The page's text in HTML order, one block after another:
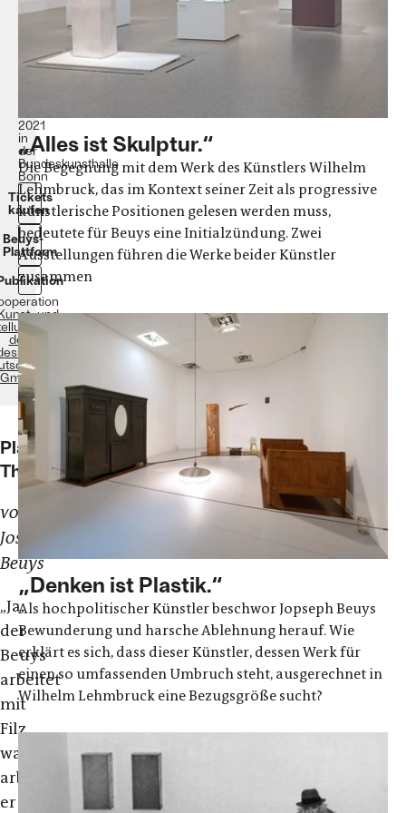
Wilhelm
Lehmbruck
25.
2021
in
der
Bundeskunsthalle
Bonn
Tickets
kaufen
Beuys-
Plattform
und
der
GmbH
Plastische
Theorie
von
Joseph
Beuys
„Ja,
der
Beuys
arbeitet
mit
Filz,
warum
arbeitet
er
„Alles ist Skulptur.“
Die Begegnung mit dem Werk des Künstlers Wilhelm
Lehmbruck, das im Kontext seiner Zeit als progressive
künstlerische Positionen gelesen werden muss,
bedeutete für Beuys eine Initialzündung. Zwei
Ausstellungen führen die Werke beider Künstler
zusammen
„Denken ist Plastik.“
Als hochpolitischer Künstler beschwor Jopseph Beuys
Bewunderung und harsche Ablehnung herauf. Wie
erklärt es sich, dass dieser Künstler, dessen Werk für
einen so umfassenden Umbruch steht, ausgerechnet in
Wilhelm Lehmbruck eine Bezugsgröße sucht?